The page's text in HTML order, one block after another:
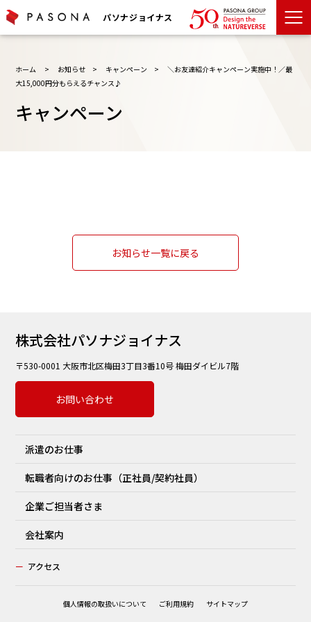
パソナジョイナス
ホーム > お知らせ > キャンペーン >
＼お友達紹介キャンペーン実施中！／最
大15,000円分もらえるチャンス♪
キャンペーン
お知らせ一覧に戻る
株式会社パソナジョイナス
〒530-0001 大阪市北区梅田3丁目3番10号 梅田ダイビル7階
お問い合わせ
派遣のお仕事
転職者向けのお仕事（正社員/契約社員）
企業ご担当者さま
会社案内
ー アクセス
個人情報の取扱いについて ご利用規約 サイトマップ